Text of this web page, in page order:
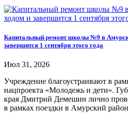
Капитальный ремонт школы №9 в
завершится 1 сентября этого года
Июл 31, 2026
Учреждение благоустраивают в
нацпроекта «Молодежь и дети».
края Дмитрий Демешин лично
в рамках поездки в Амурский